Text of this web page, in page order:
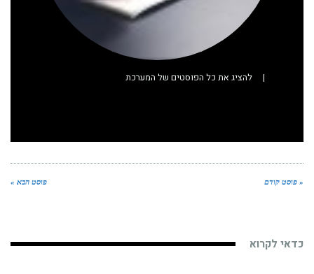
| להציג את כל הפוסטים של המערכת
« פוסט קודם פוסט הבא »
כדאי לקרוא